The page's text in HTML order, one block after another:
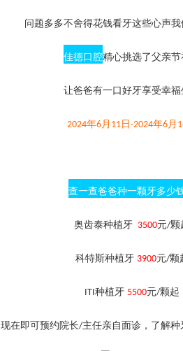
问题多多不舍得花钱看牙这些心声
佳德口腔精心挑选了父亲节
让爸爸有一口好牙享受幸福
2024年6月 11 日 -2024年6月
查一查爸爸种一颗牙多少
奥齿泰种植牙 3500元/颗
科特斯种植牙 3900元/颗
ITI种植牙 5500元/颗起
现在即可预约院长/主任亲自面诊，了解